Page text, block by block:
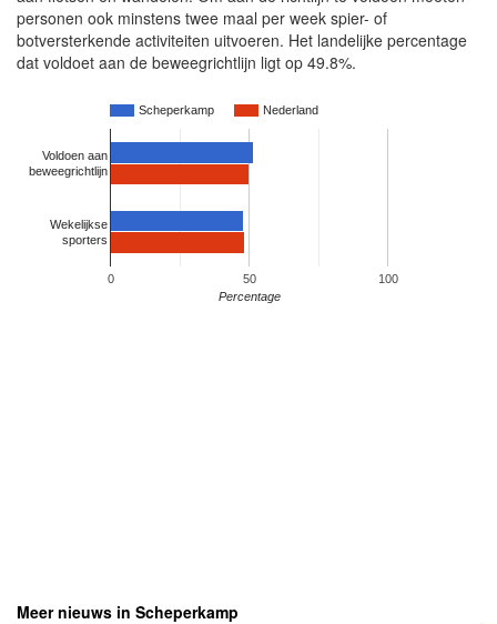
personen ook minstens twee maal per week spier- of
botversterkende activiteiten uitvoeren. Het landelijke percentage
dat voldoet aan de beweegrichtlijn ligt op 49.8%.
Scheperkamp Nederland
0 50 100
Voldoen aan
beweegrichtlijn
Wekelijkse
sporters
Percentage
Meer nieuws in Scheperkamp